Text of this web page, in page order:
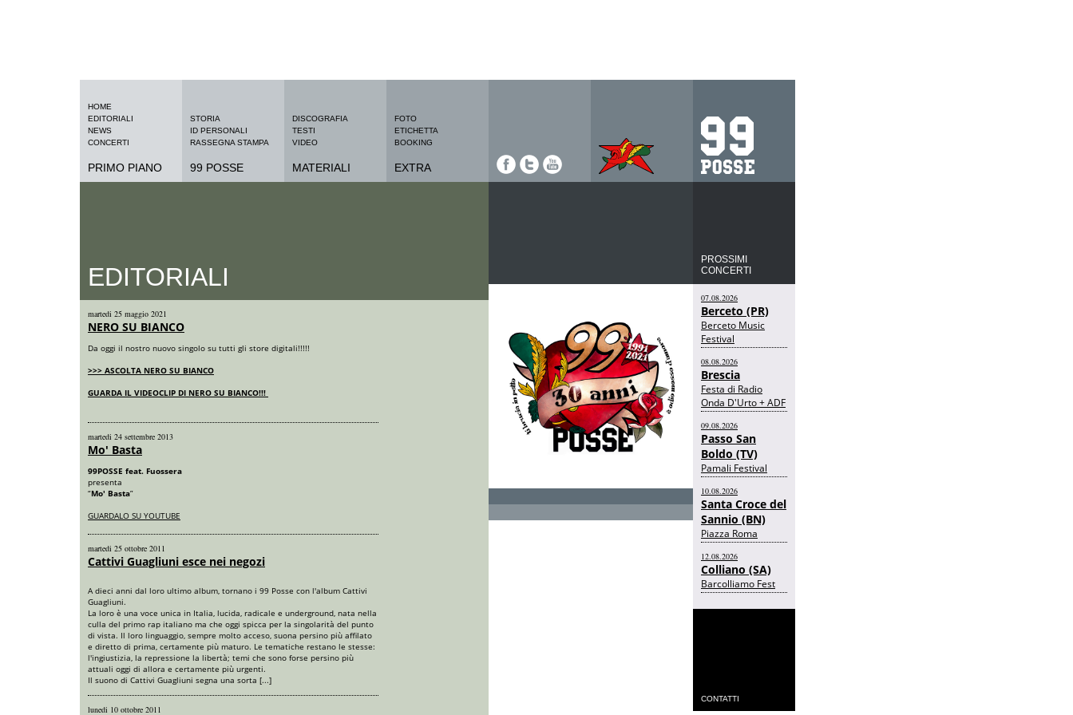
HOME
EDITORIALI
NEWS
CONCERTI
PRIMO PIANO
STORIA
ID PERSONALI
RASSEGNA STAMPA
99 POSSE
DISCOGRAFIA
TESTI
VIDEO
MATERIALI
FOTO
ETICHETTA
BOOKING
EXTRA
EDITORIALI
martedi 25 maggio 2021
NERO SU BIANCO
Da oggi il nostro nuovo singolo su tutti gli store digitali!!!!!
>>> ASCOLTA NERO SU BIANCO
GUARDA IL VIDEOCLIP DI NERO SU BIANCO!!!
martedi 24 settembre 2013
Mo' Basta
99POSSE feat. Fuossera
presenta
“Mo' Basta”
GUARDALO SU YOUTUBE
martedi 25 ottobre 2011
Cattivi Guagliuni esce nei negozi
A dieci anni dal loro ultimo album, tornano i 99 Posse con l'album Cattivi
Guagliuni.
La loro è una voce unica in Italia, lucida, radicale e underground, nata nella
culla del primo rap italiano ma che oggi spicca per la singolarità del punto
di vista. Il loro linguaggio, sempre molto acceso, suona persino più affilato
e diretto di prima, certamente più maturo. Le tematiche restano le stesse:
l'ingiustizia, la repressione la libertà; temi che sono forse persino più
attuali oggi di allora e certamente più urgenti.
Il suono di Cattivi Guagliuni segna una sorta [...]
lunedi 10 ottobre 2011
PROSSIMI
CONCERTI
07.08.2026
Berceto (PR)
Berceto Music
Festival
08.08.2026
Brescia
Festa di Radio
Onda D'Urto + ADF
09.08.2026
Passo San
Boldo (TV)
Pamali Festival
10.08.2026
Santa Croce del
Sannio (BN)
Piazza Roma
12.08.2026
Colliano (SA)
Barcolliamo Fest
CONTATTI